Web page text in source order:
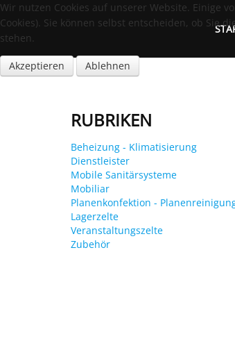
RUBRIKEN
Beheizung - Klimatisierung
Dienstleister
Mobile Sanitärsysteme
Mobiliar
Planenkonfektion -
Lagerzelte
Veranstaltungszelte
Zubehör
Wir nutzen Cookies auf unserer Website. Einige
Cookies). Sie können selbst entscheiden, ob Sie
stehen.
Akzeptieren
Ablehnen